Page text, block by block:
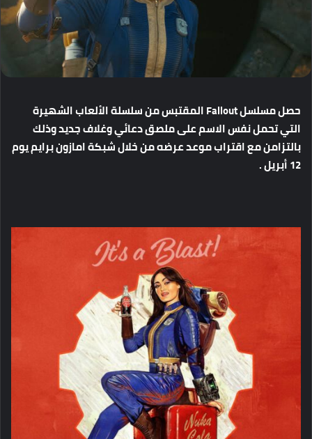
حصل مسلسل Fallout المقتبس من سلسلة الألعاب الشهيرة
التي تحمل نفس الاسم على ملصق دعائي وغلاف جديد وذلك
بالتزامن مع اقتراب موعد عرضه من خلال شبكة امازون برايم يوم
12 أبريل .